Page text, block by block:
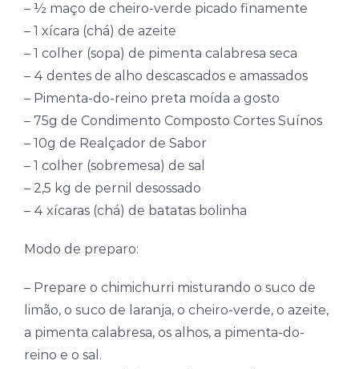
– ½ maço de cheiro-verde picado finamente
– 1 xícara (chá) de azeite
– 1 colher (sopa) de pimenta calabresa seca
– 4 dentes de alho descascados e amassados
– Pimenta-do-reino preta moída a gosto
– 75g de Condimento Composto Cortes Suínos
– 10g de Realçador de Sabor
– 1 colher (sobremesa) de sal
– 2,5 kg de pernil desossado
– 4 xícaras (chá) de batatas bolinha
Modo de preparo:
– Prepare o chimichurri misturando o suco de
limão, o suco de laranja, o cheiro-verde, o azeite,
a pimenta calabresa, os alhos, a pimenta-do-
reino e o sal.